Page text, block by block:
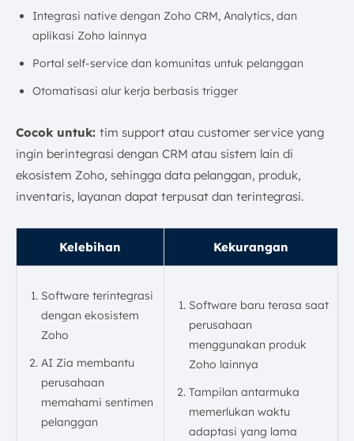
Integrasi native dengan Zoho CRM, Analytics, dan
aplikasi Zoho lainnya
Portal self-service dan komunitas untuk pelanggan
Otomatisasi alur kerja berbasis trigger
Cocok untuk: tim support atau customer service yang
ingin berintegrasi dengan CRM atau sistem lain di
ekosistem Zoho, sehingga data pelanggan, produk,
inventaris, layanan dapat terpusat dan terintegrasi.
Kelebihan Kekurangan
Software terintegrasi
dengan ekosistem
Zoho
AI Zia membantu
perusahaan
memahami sentimen
pelanggan
Software baru terasa saat
perusahaan
menggunakan produk
Zoho lainnya
Tampilan antarmuka
memerlukan waktu
adaptasi yang lama